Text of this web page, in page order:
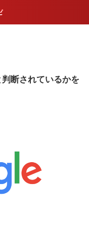
断されているかを